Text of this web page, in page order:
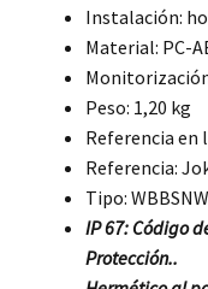
Instalación:
Material: PC-
Peso: 1,20 kg
Referencia en
Referencia:
Tipo:
IP 67: Código
Protección..